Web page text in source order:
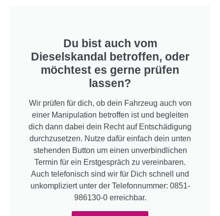
Du bist auch vom
Dieselskandal betroffen, oder
möchtest es gerne prüfen
lassen?
Wir prüfen für dich, ob dein Fahrzeug auch von
einer Manipulation betroffen ist und begleiten
dich dann dabei dein Recht auf Entschädigung
durchzusetzen. Nutze dafür einfach dein unten
stehenden Button um einen unverbindlichen
Termin für ein Erstgespräch zu vereinbaren.
Auch telefonisch sind wir für Dich schnell und
unkompliziert unter der Telefonnummer: 0851-
986130-0 erreichbar.